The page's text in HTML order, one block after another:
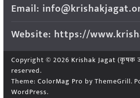
Email:
Website: https://
Copyright © 2026 Krishak Jagat (कृषक
reserved.
Theme: ColorMag Pro by ThemeGrill.
WordPress.